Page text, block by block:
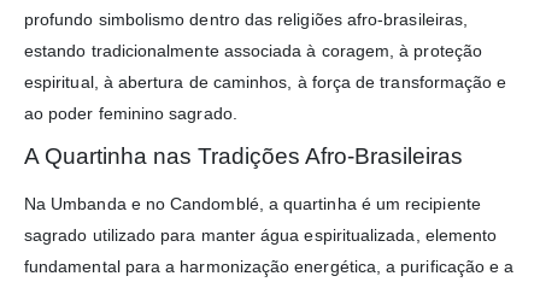
profundo simbolismo dentro das religiões afro-brasileiras,
estando tradicionalmente associada à coragem, à proteção
espiritual, à abertura de caminhos, à força de transformação e
ao poder feminino sagrado.
A Quartinha nas Tradições Afro-Brasileiras
Na Umbanda e no Candomblé, a quartinha é um recipiente
sagrado utilizado para manter água espiritualizada, elemento
fundamental para a harmonização energética, a purificação e a